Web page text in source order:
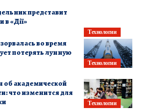
Технологии
представит
«Дії»
Технологии
во время
потерять лунную
Технологии
об академической
что изменится для